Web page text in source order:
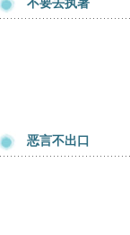
不要去执著
恶言不出口